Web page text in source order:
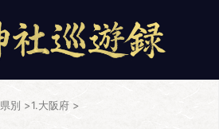
別 >1.大阪府 >